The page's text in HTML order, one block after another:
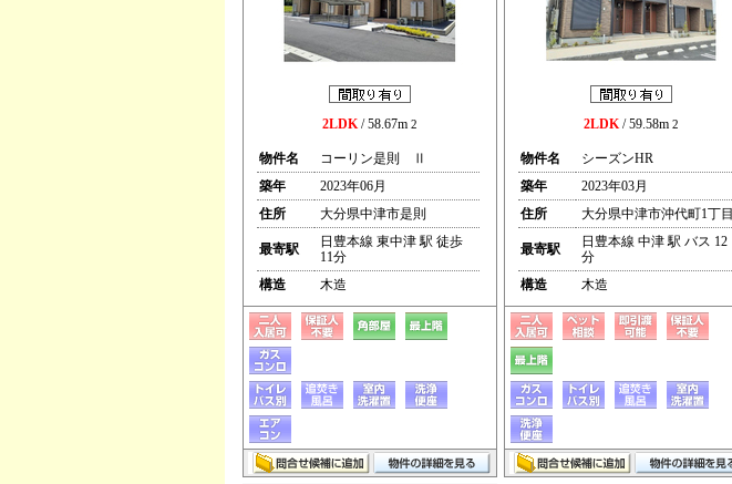
2LDK/ 58.67m 2
物件名
コーリン是則 Ⅱ
築年
2023年06月
住所
大分県中津市是則
最寄駅
日豊本線 東中津 駅 徒歩
11分
構造
木造
2LDK/ 59.58m 2
物件名
シーズンHR
築年
2023年03月
住所
大分県中津市沖代町1丁目
最寄駅
日豊本線 中津 駅 バス 12
分
構造
木造